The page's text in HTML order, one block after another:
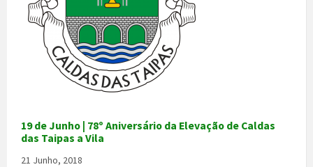
19 de Junho | 78º Aniversário da Elevação de Caldas
das Taipas a Vila
21 Junho, 2018